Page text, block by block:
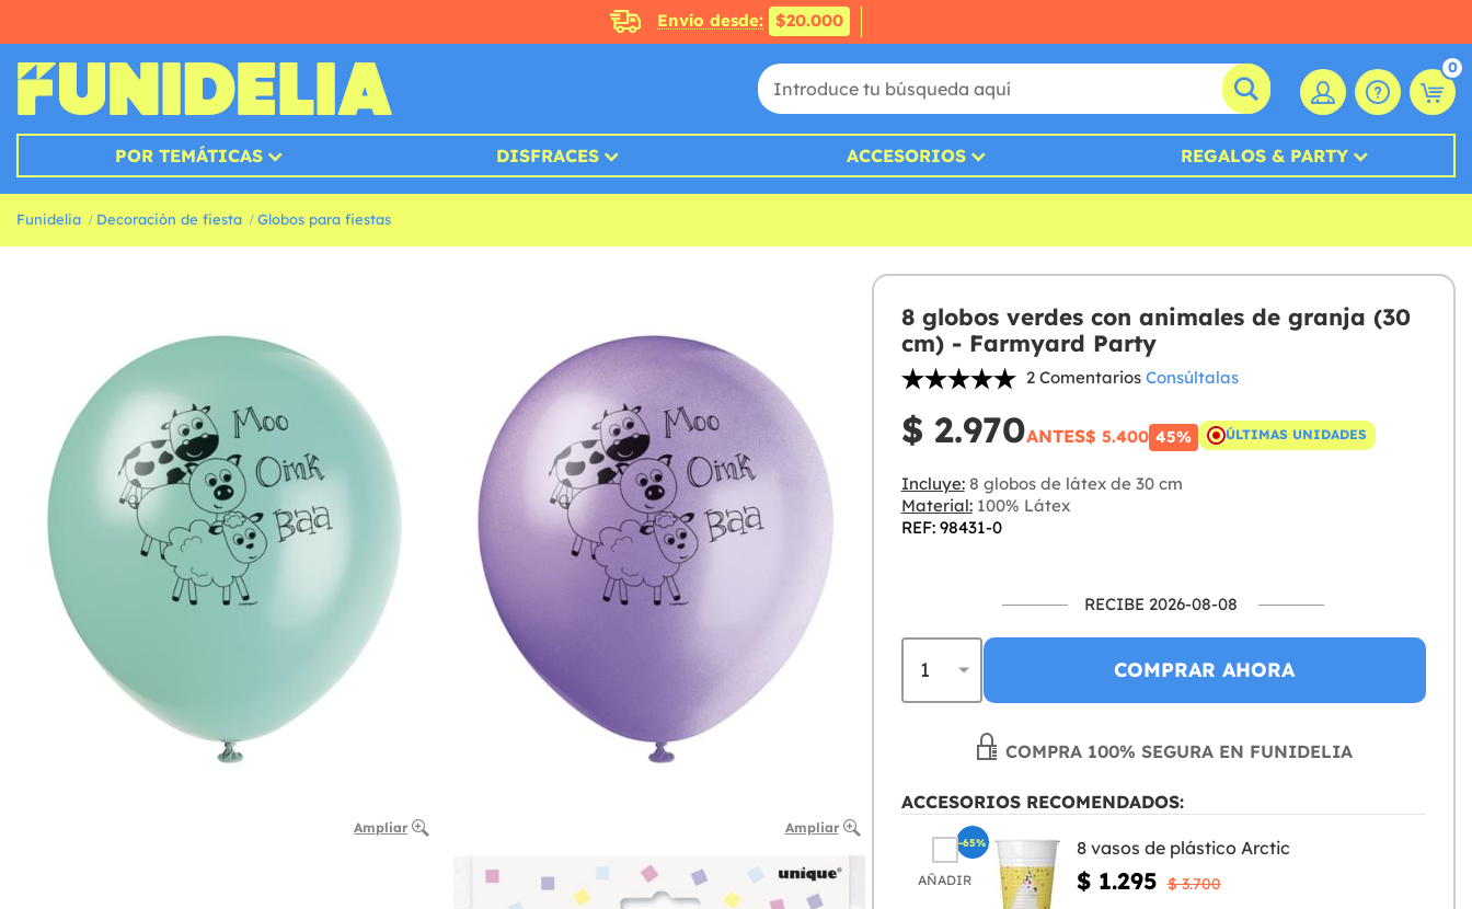
Envío desde: $20.000
0
POR TEMÁTICAS DISFRACES ACCESORIOS REGALOS & PARTY
Funidelia Decoración de fiesta Globos para fiestas
Ampliar Ampliar
8 globos verdes con animales de granja (30
cm) - Farmyard Party
2 Comentarios Consúltalas
$ 2.970ANTES$ 5.400 45% ÚLTIMAS UNIDADES
Incluye:8 globos de látex de 30 cm
Material:100% Látex
REF: 98431-0
RECIBE 2026-08-08
COMPRAR AHORA
COMPRA 100% SEGURA EN FUNIDELIA
ACCESORIOS RECOMENDADOS:
AÑADIR
8 vasos de plástico Arctic
$ 1.295 $ 3.700
-65%